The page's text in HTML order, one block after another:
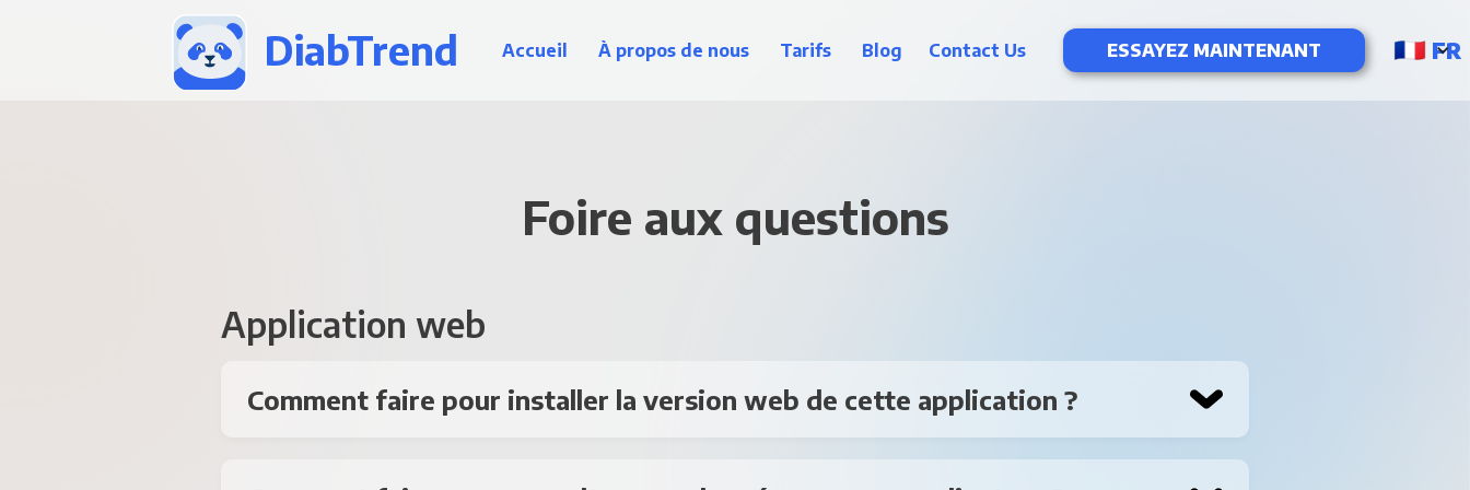
DiabTrend Accueil À propos de nous Tarifs Blog Contact Us ESSAYEZ MAINTENANT FR
Foire aux questions
Application web
Comment faire pour installer la version web de cette application ?
La version web de cette application est disponible sur notre site web. Sur la page